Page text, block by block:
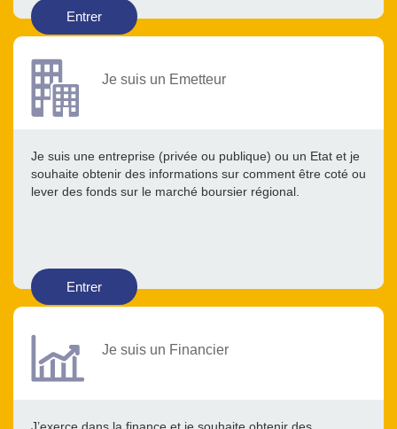
Entrer
Je suis un Emetteur
Je suis une entreprise (privée ou publique) ou un Etat et je
souhaite obtenir des informations sur comment être coté ou
lever des fonds sur le marché boursier régional.
Entrer
Je suis un Financier